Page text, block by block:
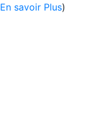
En savoir Plus)